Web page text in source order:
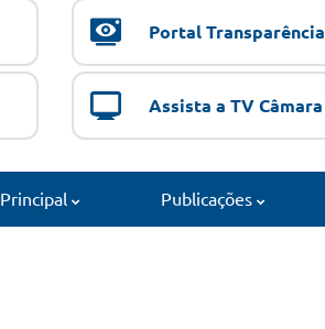
Portal Transparência
Assista a TV Câmara
Principal Publicações